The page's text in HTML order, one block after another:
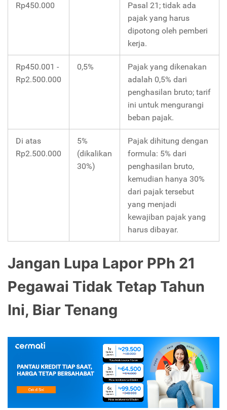
Rp450.000
Pasal 21; tidak ada
pajak yang harus
dipotong oleh pemberi
kerja.
Rp450.001 -
Rp2.500.000
0,5%
Pajak yang dikenakan
adalah 0,5% dari
penghasilan bruto; tarif
ini untuk mengurangi
beban pajak.
Di atas
Rp2.500.000
5%
(dikalikan
30%)
Pajak dihitung dengan
formula: 5% dari
penghasilan bruto,
kemudian hanya 30%
dari pajak tersebut
yang menjadi
kewajiban pajak yang
harus dibayar.
Jangan Lupa Lapor PPh 21
Pegawai Tidak Tetap Tahun
Ini, Biar Tenang